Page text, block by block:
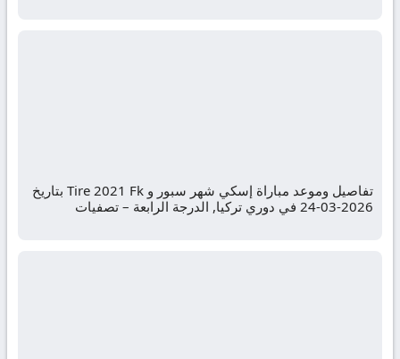
تفاصيل وموعد مباراة إسكي شهر سبور و Tire 2021 Fk بتاريخ
2026-03-24 في دوري تركيا, الدرجة الرابعة – تصفيات